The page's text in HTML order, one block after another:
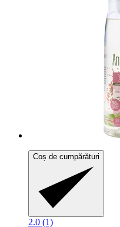
Coș de cumpărături
2.0 (1)